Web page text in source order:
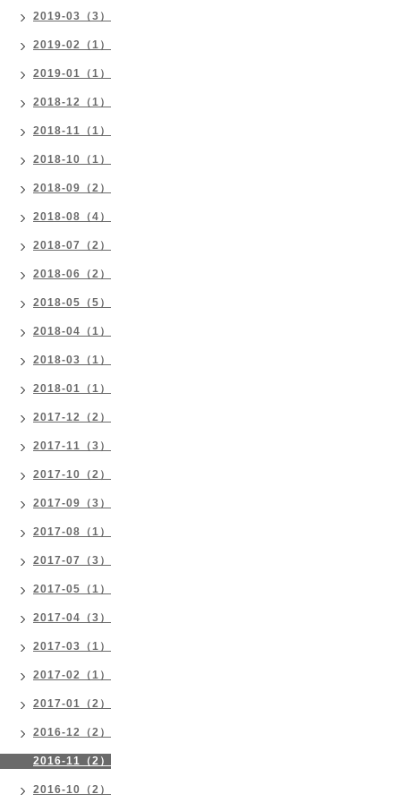
2019-03（3）
2019-02（1）
2019-01（1）
2018-12（1）
2018-11（1）
2018-10（1）
2018-09（2）
2018-08（4）
2018-07（2）
2018-06（2）
2018-05（5）
2018-04（1）
2018-03（1）
2018-01（1）
2017-12（2）
2017-11（3）
2017-10（2）
2017-09（3）
2017-08（1）
2017-07（3）
2017-05（1）
2017-04（3）
2017-03（1）
2017-02（1）
2017-01（2）
2016-12（2）
2016-11（2）
2016-10（2）